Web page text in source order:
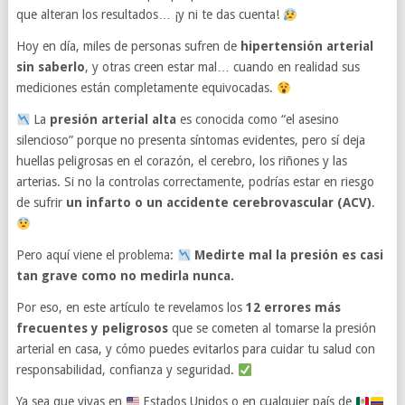
que alteran los resultados… ¡y ni te das cuenta!
Hoy en día, miles de personas sufren de hipertensión arterial
sin saberlo, y otras creen estar mal… cuando en realidad sus
mediciones están completamente equivocadas.
La presión arterial alta es conocida como “el asesino
silencioso” porque no presenta síntomas evidentes, pero sí deja
huellas peligrosas en el corazón, el cerebro, los riñones y las
arterias. Si no la controlas correctamente, podrías estar en riesgo
de sufrir un infarto o un accidente cerebrovascular (ACV).
Pero aquí viene el problema:
Medirte mal la presión es casi
tan grave como no medirla nunca.
Por eso, en este artículo te revelamos los 12 errores más
frecuentes y peligrososque se cometen al tomarse la presión
arterial en casa, y cómo puedes evitarlos para cuidar tu salud con
responsabilidad, confianza y seguridad.
Ya sea que vivas en Estados Unidos o en cualquier país de